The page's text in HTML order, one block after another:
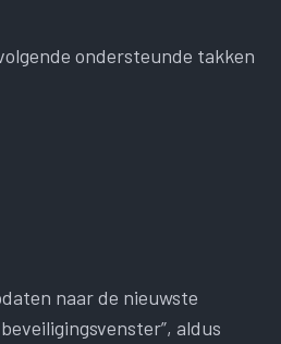
ondersteunde takken
naar de nieuwste
aldus